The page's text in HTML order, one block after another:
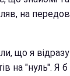
на
що я відразу
на "нуль". Я